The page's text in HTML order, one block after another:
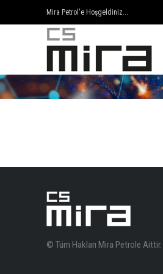
Mira Petrol'e Hoşgeldiniz...
© Tüm Hakları Mira Petrole Aittir.